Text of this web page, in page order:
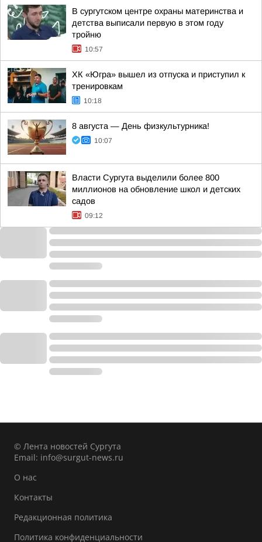
В сургутском центре охраны материнства и
детства выписали первую в этом году
тройню
10:57
ХК «Югра» вышел из отпуска и приступил к
тренировкам
10:18
8 августа — День физкультурника!
10:07
Власти Сургута выделили более 800
миллионов на обновление школ и детских
садов
09:12
© Лента новостей Сургута
Email: info@surgut-news.ru
О нас
Контакты
Редакционная политика
Политика конфиденциальности